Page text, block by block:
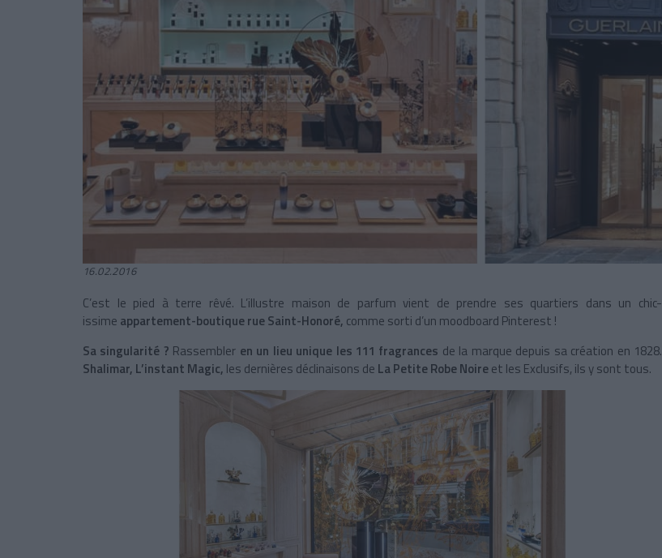
16.02.2016
C’est le pied à terre rêvé. L’illustre maison de parfum vient de prendre ses quartiers dans un chic-
issime appartement-boutique rue Saint-Honoré, comme sorti d’un moodboard Pinterest !
Sa singularité ? Rassembler en un lieu unique les 111 fragrances de la marque depuis sa création en 1828.
Shalimar, L’instant Magic, les dernières déclinaisons de La Petite Robe Noireet les Exclusifs, ils y sont tous.